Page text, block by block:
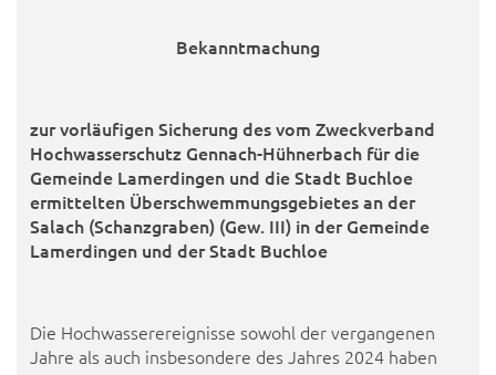
Bekanntmachung
zur vorläufigen Sicherung des vom Zweckverband
Hochwasserschutz Gennach-Hühnerbach für die
Gemeinde Lamerdingen und die Stadt Buchloe
ermittelten Überschwemmungsgebietes an der
Salach (Schanzgraben) (Gew. III) in der Gemeinde
Lamerdingen und der Stadt Buchloe
Die Hochwasserereignisse sowohl der vergangenen
Jahre als auch insbesondere des Jahres 2024 haben